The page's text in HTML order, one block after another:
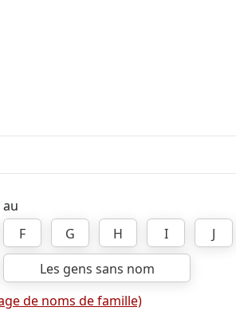
F G H I J
Les gens sans nom
de noms de famille)